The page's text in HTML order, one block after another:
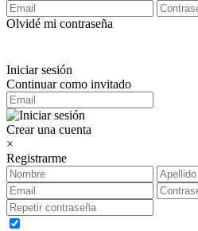
Olvidé mi contraseña
Iniciar sesión
Continuar como invitado
Crear una cuenta
×
Registrarme